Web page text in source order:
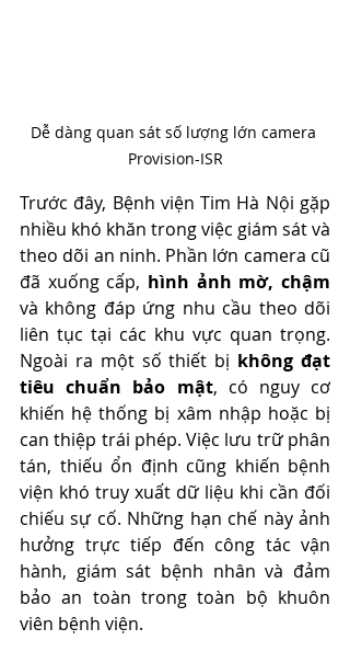
Dễ dàng quan sát số lượng lớn camera
Provision-ISR
Trước đây, Bệnh viện Tim Hà Nội gặp
nhiều khó khăn trong việc giám sát và
theo dõi an ninh. Phần lớn camera cũ
đã xuống cấp, hình ảnh mờ, chậm
và không đáp ứng nhu cầu theo dõi
liên tục tại các khu vực quan trọng.
Ngoài ra một số thiết bị không đạt
tiêu chuẩn bảo mật, có nguy cơ
khiến hệ thống bị xâm nhập hoặc bị
can thiệp trái phép. Việc lưu trữ phân
tán, thiếu ổn định cũng khiến bệnh
viện khó truy xuất dữ liệu khi cần đối
chiếu sự cố. Những hạn chế này ảnh
hưởng trực tiếp đến công tác vận
hành, giám sát bệnh nhân và đảm
bảo an toàn trong toàn bộ khuôn
viên bệnh viện.